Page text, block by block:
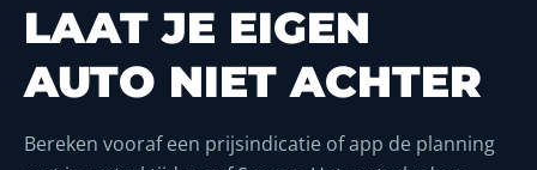
LAAT JE EIGEN
AUTO NIET ACHTER
Bereken vooraf een prijsindicatie of app de planning